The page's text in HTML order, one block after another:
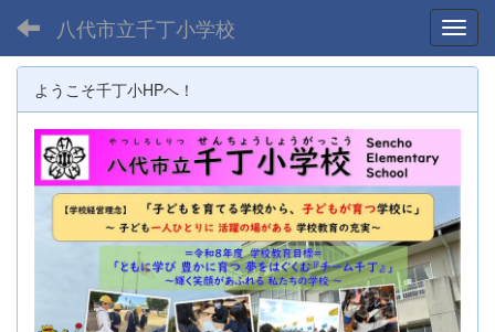
八代市立千丁小学校
ようこそ千丁小HPへ！